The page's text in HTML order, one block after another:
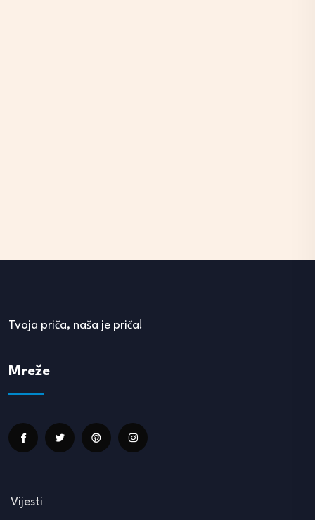
Tvoja priča, naša je priča!
Mreže
Vijesti